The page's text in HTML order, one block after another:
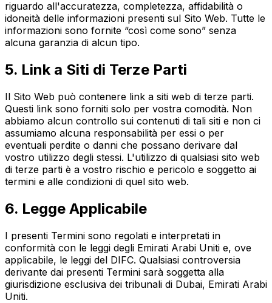
riguardo all'accuratezza, completezza, affidabilità o
idoneità delle informazioni presenti sul Sito Web. Tutte le
informazioni sono fornite “così come sono” senza
alcuna garanzia di alcun tipo.
5. Link a Siti di Terze Parti
Il Sito Web può contenere link a siti web di terze parti.
Questi link sono forniti solo per vostra comodità. Non
abbiamo alcun controllo sui contenuti di tali siti e non ci
assumiamo alcuna responsabilità per essi o per
eventuali perdite o danni che possano derivare dal
vostro utilizzo degli stessi. L'utilizzo di qualsiasi sito web
di terze parti è a vostro rischio e pericolo e soggetto ai
termini e alle condizioni di quel sito web.
6. Legge Applicabile
I presenti Termini sono regolati e interpretati in
conformità con le leggi degli Emirati Arabi Uniti e, ove
applicabile, le leggi del DIFC. Qualsiasi controversia
derivante dai presenti Termini sarà soggetta alla
giurisdizione esclusiva dei tribunali di Dubai, Emirati Arabi
Uniti.